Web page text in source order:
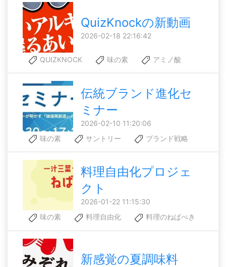
QuizKnockの新動画
2026-02-18 22:16:42
QUIZKNOCK 味の素 アミノ酸
伝統ブランド進化セ
ミナー
2026-02-10 11:20:06
味の素
サントリー ブランド戦略
料理自由化プロジェ
クト
2026-01-22 11:15:30
味の素
料理自由化 料理のねばべき
新感覚の夏調味料